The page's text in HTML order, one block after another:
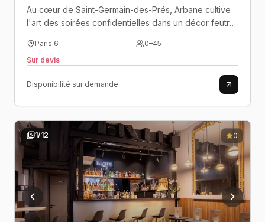
Au cœur de Saint-Germain-des-Prés, Arbane cultive
l'art des soirées confidentielles dans un décor feutré
parisienne se rencontrent..
Paris 6 0–45
Sur devis
Disponibilité sur demande
1/12 0